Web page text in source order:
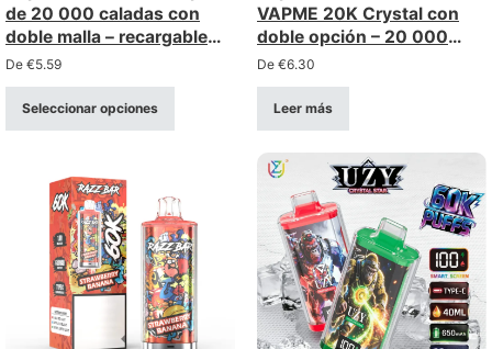
de 20 000 caladas con
doble malla – recargable
con pantalla LCD
(intensidad 0-5%)
De €5.59
Seleccionar opciones
VAPME 20K Crystal con
doble opción – 20 000
caladas, resistencia de
malla
De €6.30
Leer más